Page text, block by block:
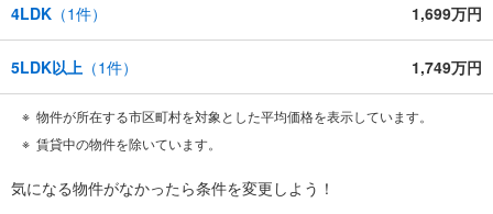
4LDK （1件） 1,699万円
5LDK以上 （1件） 1,749万円
物件が所在する市区町村を対象とした平均価格を表示しています。
賃貸中の物件を除いています。
気になる物件がなかったら条件を変更しよう！